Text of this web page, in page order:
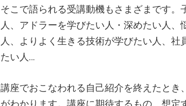
そこで語られる受講動機もさまざまです
人、アドラーを学びたい人・深めたい人
人、よりよく生きる技術が学びたい人、
たい人…
講座でおこなわれる自己紹介を終えたとき
がわかります。講座に期待するもの、想